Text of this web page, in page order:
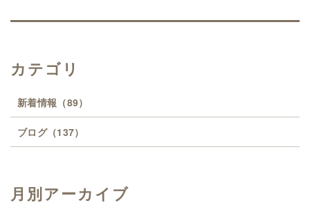
カテゴリ
新着情報 （89）
ブログ（137）
月別アーカイブ